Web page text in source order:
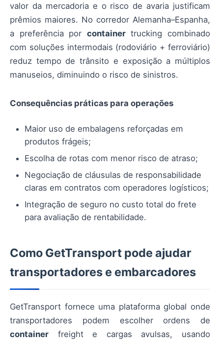
valor da mercadoria e o risco de avaria justificam
prêmios maiores. No corredor Alemanha–Espanha,
a preferência por containertrucking combinado
com soluções intermodais (rodoviário + ferroviário)
reduz tempo de trânsito e exposição a múltiplos
manuseios, diminuindo o risco de sinistros.
Consequências práticas para operações
Maior uso de embalagens reforçadas em
produtos frágeis;
Escolha de rotas com menor risco de atraso;
Negociação de cláusulas de responsabilidade
claras em contratos com operadores logísticos;
Integração de seguro no custo total do frete
para avaliação de rentabilidade.
Como GetTransport pode ajudar
transportadores e embarcadores
GetTransport fornece uma plataforma global onde
transportadores podem escolher ordens de
container freight e cargas avulsas, usando